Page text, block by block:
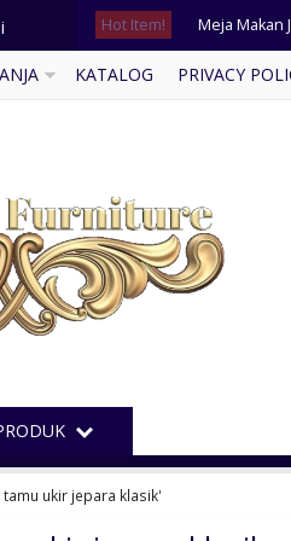
Hot Item! Meja Makan
Meja Makan
Lemari
Lemari
KATALOG PRIVACY
ukir jepara klasik'